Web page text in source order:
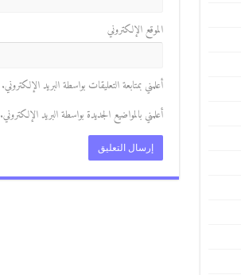
الموقع الإلكتروني
أعلمني بمتابعة التعليقات بواسطة البريد الإلكتروني.
أعلمني بالمواضيع الجديدة بواسطة البريد الإلكتروني.